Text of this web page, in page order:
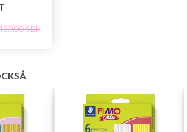
SEK